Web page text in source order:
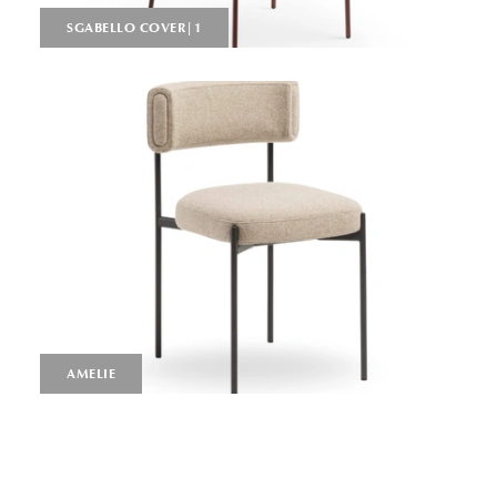
SGABELLO COVER|1
AMELIE